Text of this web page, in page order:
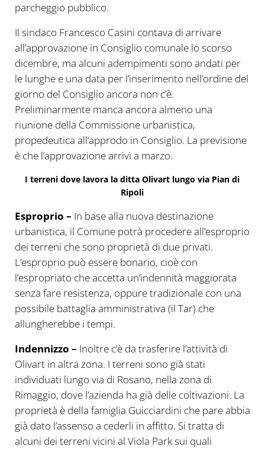
parcheggio pubblico.
Il sindaco Francesco Casini contava di arrivare
all’approvazione in Consiglio comunale lo scorso
dicembre, ma alcuni adempimenti sono andati per
le lunghe e una data per l’inserimento nell’ordine del
giorno del Consiglio ancora non c’è.
Preliminarmente manca ancora almeno una
riunione della Commissione urbanistica,
propedeutica all’approdo in Consiglio. La previsione
è che l’approvazione arrivi a marzo.
I terreni dove lavora la ditta Olivart lungo via Pian di
Ripoli
Esproprio – In base alla nuova destinazione
urbanistica, il Comune potrà procedere all’esproprio
dei terreni che sono proprietà di due privati.
L’esproprio può essere bonario, cioè con
l’espropriato che accetta un’indennità maggiorata
senza fare resistenza, oppure tradizionale con una
possibile battaglia amministrativa (il Tar) che
allungherebbe i tempi.
Indennizzo – Inoltre c’è da trasferire l’attività di
Olivart in altra zona. I terreni sono già stati
individuati lungo via di Rosano, nella zona di
Rimaggio, dove l’azienda ha già delle coltivazioni. La
proprietà è della famiglia Guicciardini che pare abbia
già dato l’assenso a cederli in affitto. Si tratta di
alcuni dei terreni vicini al Viola Park sui quali